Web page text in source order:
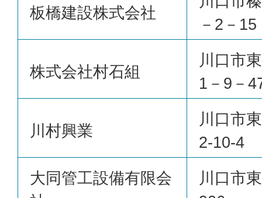
板橋建設株式会社
－2－15
株式会社村石組
川口市
1－9－
川村興業
川口市
2-10-4
大同管工設備有限会
川口市